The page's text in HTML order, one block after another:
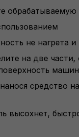
не нагрета
на две
средство
высохнет,